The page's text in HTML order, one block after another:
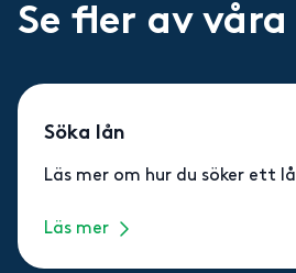
Se fler av
Söka lån
Läs mer om hur du söker ett
Läs mer